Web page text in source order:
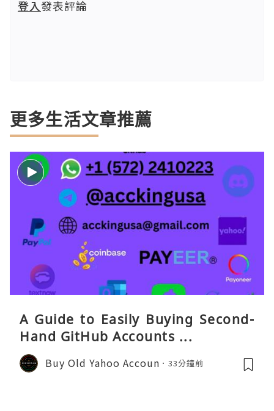
登入發表評論
更多生活文章推薦
A Guide to Easily Buying Second-
Hand GitHub Accounts ...
Buy Old Yahoo Accoun 33分鐘前